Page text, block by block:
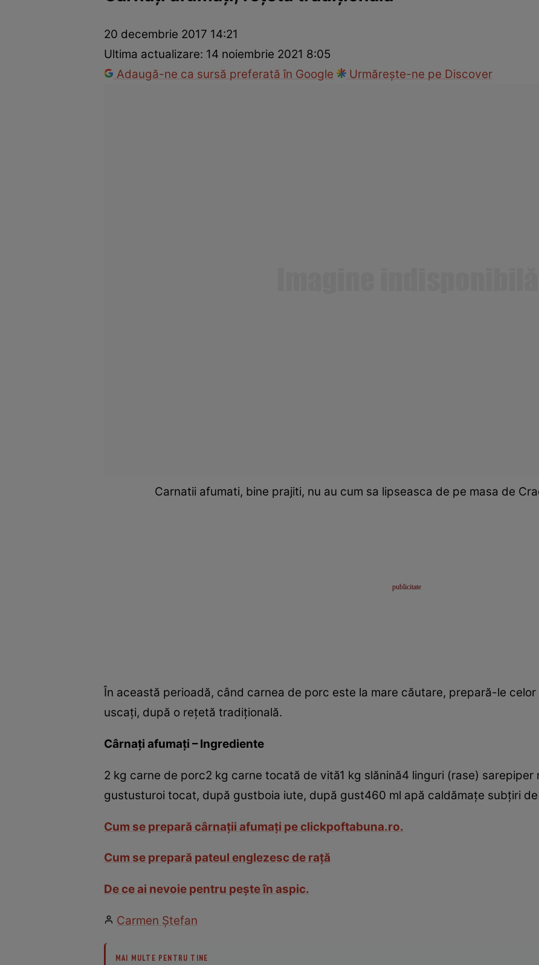
Dragoste și Sex Evenimente
20 decembrie 2017 14:21
Ultima actualizare: 14 noiembrie 2021 8:05
Adaugă-ne ca sursă preferată în Google
Urmărește-ne pe Discover
Carnatii afumati, bine prajiti, nu au cum sa lipseasca de pe masa de
În această perioadă, când carnea de porc este la mare căutare, prepară-le
uscaţi, după o reţetă tradiţională.
Cârnaţi afumaţi – Ingrediente
2 kg carne de porc2 kg carne tocată de vită1 kg slănină4 linguri (rase) sarepiper
gustusturoi tocat, după gustboia iute, după gust460 ml apă caldămaţe subţiri
Cum se prepară cârnații afumați pe clickpoftabuna.ro.
Cum se prepară pateul englezesc de rață
De ce ai nevoie pentru pește în aspic.
Carmen Ştefan
MAI MULTE PENTRU TINE